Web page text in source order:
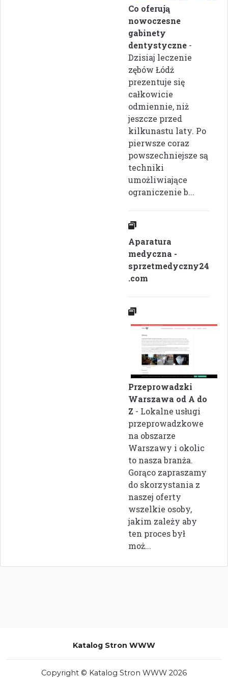
Co oferują
nowoczesne
gabinety
dentystyczne -
Dzisiaj leczenie
zębów Łódź
prezentuje się
całkowicie
odmiennie, niż
jeszcze przed
kilkunastu laty. Po
pierwsze coraz
powszechniejsze są
techniki
umożliwiające
ograniczenie b...
Aparatura
medyczna -
sprzetmedyczny24
.com
Przeprowadzki
Warszawa od A do
Z - Lokalne usługi
przeprowadzkowe
na obszarze
Warszawy i okolic
to nasza branża.
Gorąco zapraszamy
do skorzystania z
naszej oferty
wszelkie osoby,
jakim zależy aby
ten proces był
moż...
Katalog Stron WWW
Copyright © Katalog Stron WWW 2026